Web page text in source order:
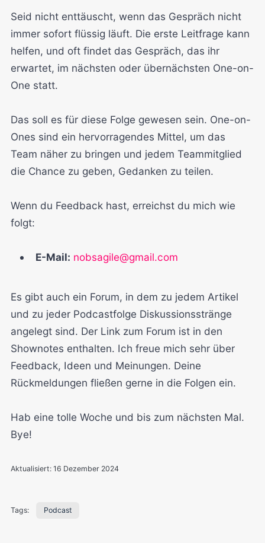
Seid nicht enttäuscht, wenn das Gespräch nicht
immer sofort flüssig läuft. Die erste Leitfrage kann
helfen, und oft findet das Gespräch, das ihr
erwartet, im nächsten oder übernächsten One-on-
One statt.
Das soll es für diese Folge gewesen sein. One-on-
Ones sind ein hervorragendes Mittel, um das
Team näher zu bringen und jedem Teammitglied
die Chance zu geben, Gedanken zu teilen.
Wenn du Feedback hast, erreichst du mich wie
folgt:
E-Mail: nobsagile@gmail.com
Es gibt auch ein Forum, in dem zu jedem Artikel
und zu jeder Podcastfolge Diskussionsstränge
angelegt sind. Der Link zum Forum ist in den
Shownotes enthalten. Ich freue mich sehr über
Feedback, Ideen und Meinungen. Deine
Rückmeldungen fließen gerne in die Folgen ein.
Hab eine tolle Woche und bis zum nächsten Mal.
Bye!
Aktualisiert: 16 Dezember 2024
Tags: Podcast